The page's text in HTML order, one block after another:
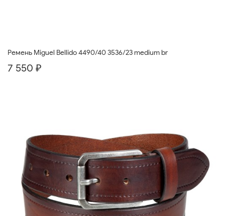
Ремень Miguel Bellido 4490/40 3536/23 medium br
7 550 ₽